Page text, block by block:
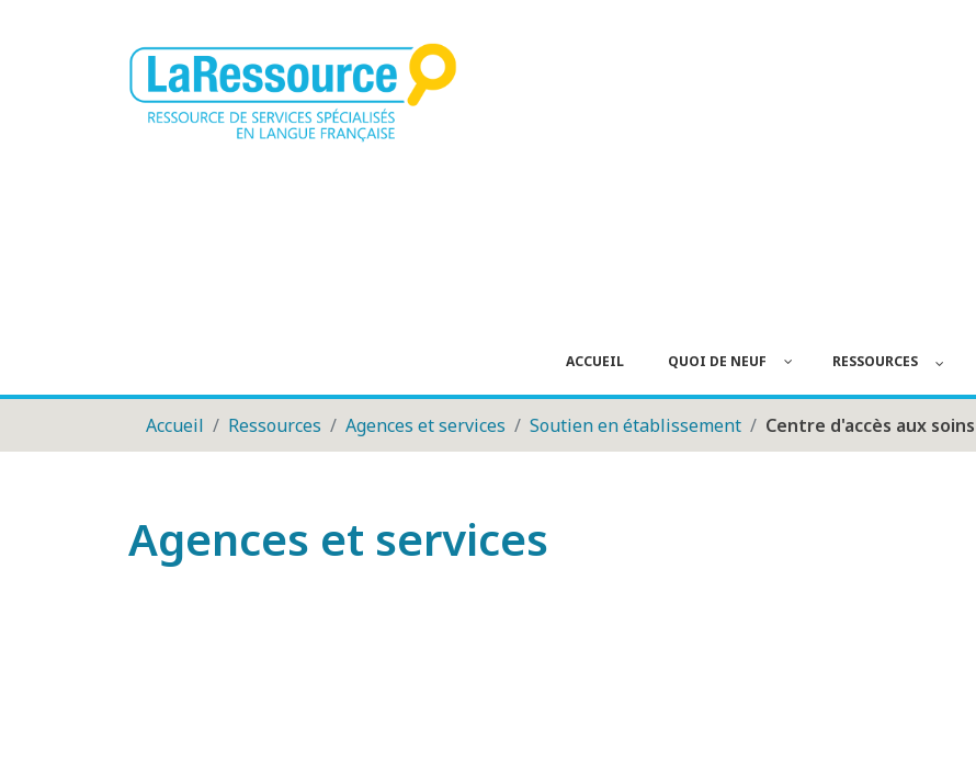
ACCUEIL QUOI DE NEUF RESSOURCES
Accueil Ressources Agences et services Soutien en établissement Centre d'accès aux
Agences et services